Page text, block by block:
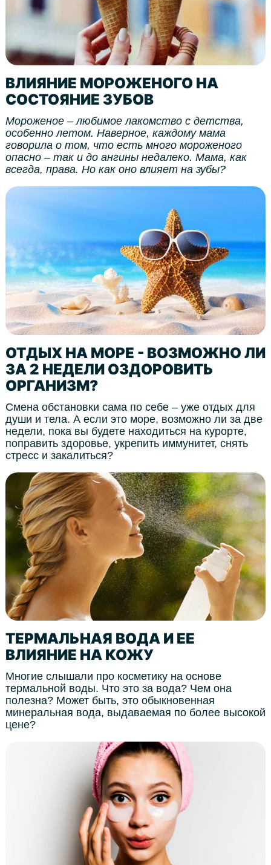
ВЛИЯНИЕ МОРОЖЕНОГО НА
СОСТОЯНИЕ ЗУБОВ
Мороженое – любимое лакомство с детства,
особенно летом. Наверное, каждому мама
говорила о том, что есть много мороженого
опасно – так и до ангины недалеко. Мама, как
всегда, права. Но как оно влияет на зубы?
ОТДЫХ НА МОРЕ - ВОЗМОЖНО ЛИ
ЗА 2 НЕДЕЛИ ОЗДОРОВИТЬ
ОРГАНИЗМ?
Смена обстановки сама по себе – уже отдых для
души и тела. А если это море, возможно ли за две
недели, пока вы будете находиться на курорте,
поправить здоровье, укрепить иммунитет, снять
стресс и закалиться?
ТЕРМАЛЬНАЯ ВОДА И ЕЕ
ВЛИЯНИЕ НА КОЖУ
Многие слышали про косметику на основе
термальной воды. Что это за вода? Чем она
полезна? Может быть, это обыкновенная
минеральная вода, выдаваемая по более высокой
цене?